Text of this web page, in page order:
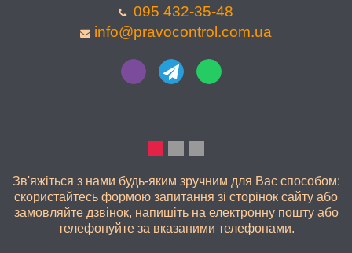
095 432-35-48
info@pravocontrol.com.ua
Зв'яжіться з нами будь-яким зручним для Вас способом:
скористайтесь формою запитання зі сторінок сайту або
замовляйте дзвінок, напишіть на електронну пошту або
телефонуйте за вказаними телефонами.